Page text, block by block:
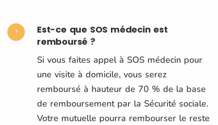
Est-ce que SOS médecin est
remboursé ?
Si vous faites appel à SOS médecin pour
une visite à domicile, vous serez
remboursé à hauteur de 70 % de la base
de remboursement par la Sécurité sociale.
Votre mutuelle pourra rembourser le reste